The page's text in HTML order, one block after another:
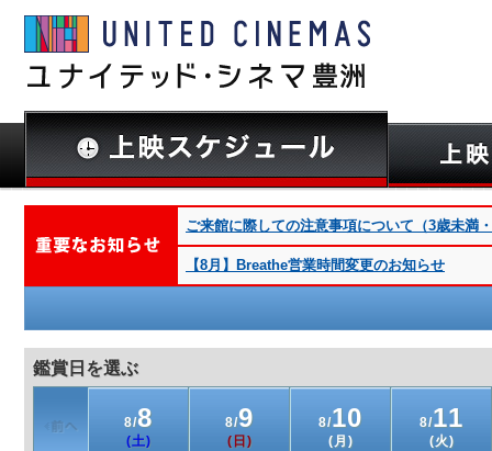
ご来館に際しての注意事項について（3歳未満
【8月】Breathe営業時間変更のお知らせ
鑑賞日を選ぶ
8/8
(土)
8/9
(日)
8/10
(月)
8/11
(火)